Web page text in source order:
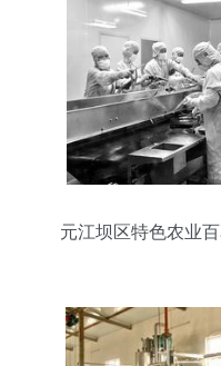
元江坝区特色农业